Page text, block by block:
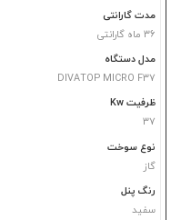
مدت گارانتی
36 ماه گارانتی
مدل دستگاه
DIVATOP MICRO F37
ظرفیت Kw
37
نوع سوخت
گاز
رنگ پنل
سفید